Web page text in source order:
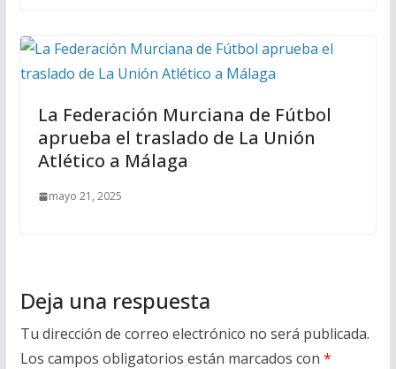
La Federación Murciana de Fútbol
aprueba el traslado de La Unión
Atlético a Málaga
mayo 21, 2025
Deja una respuesta
Tu dirección de correo electrónico no será publicada.
Los campos obligatorios están marcados con *